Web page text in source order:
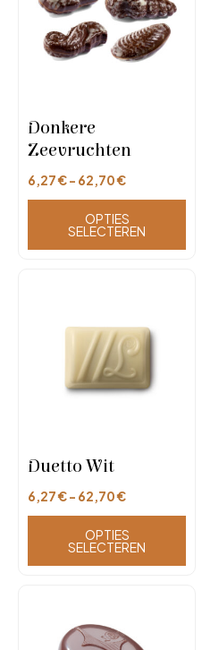
Donkere
Zeevruchten
6,27€- 62,70€
OPTIES
SELECTEREN
Duetto Wit
6,27€- 62,70€
OPTIES
SELECTEREN